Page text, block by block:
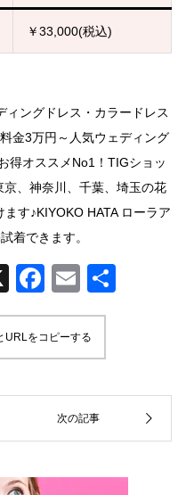
￥33,000(税込)
ィングドレス・カラードレス
金3万円～人気ウェディング
得オススメNo1！TIGショッ
、神奈川、千葉、埼玉の花
す♪KIYOKO HATA ローラア
着できます。
X F
a
c
e
b
o
o
k
E
m
ail
URLをコピーする